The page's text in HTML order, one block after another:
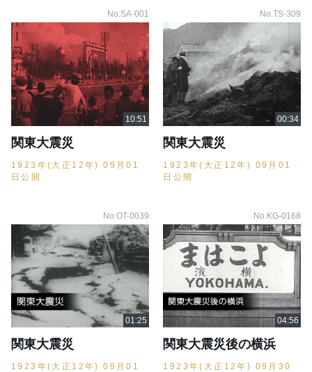
No.SA-001
関東大震災
1923年(大正12年) 09月01
日公開
No.TS-309
関東大震災
1923年(大正12年) 09月01
日公開
No.OT-0039
関東大震災
1923年(大正12年) 09月01
No.KG-0168
関東大震災後の横浜
1923年(大正12年) 09月30